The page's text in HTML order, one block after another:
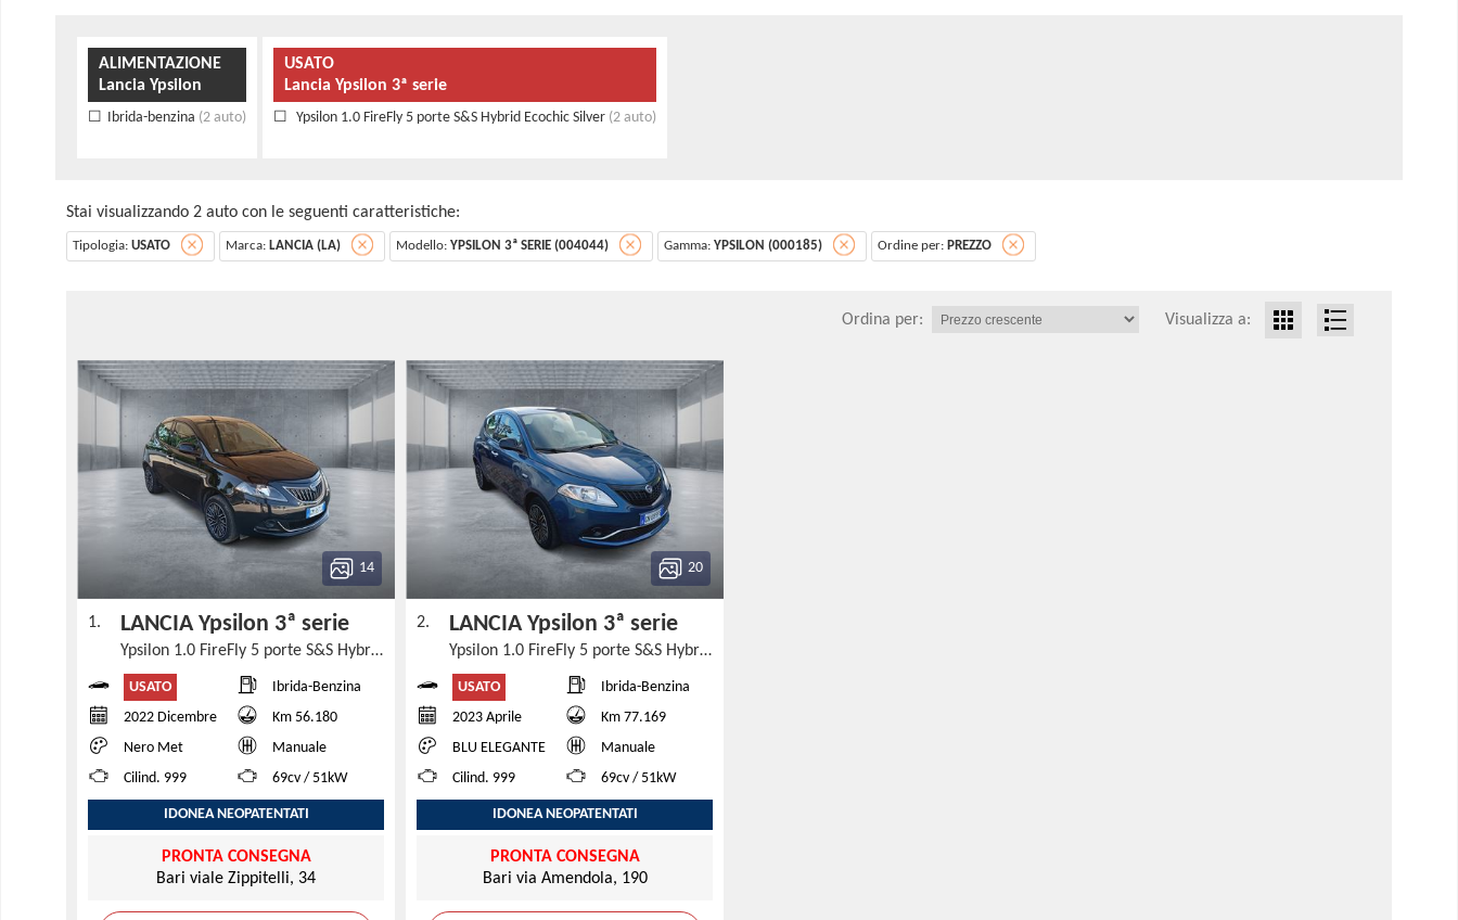
ALIMENTAZIONE
Lancia Ypsilon
Ibrida-benzina (2 auto)
USATO
Lancia Ypsilon 3ª serie
Ypsilon 1.0 FireFly 5 porte S&S Hybrid Ecochic Silver (2 auto)
Stai visualizzando 2 auto con le seguenti caratteristiche:
Tipologia: USATO Marca: LANCIA (LA) Modello: YPSILON 3ª SERIE (004044) Gamma: YPSILON (000185) Ordine per: PREZZO
Ordina per: Visualizza a:
14
1. LANCIA Ypsilon 3ª serie
Ypsilon 1.0 FireFly 5 porte S&S Hybrid Ecochic Silver
USATO
Ibrida-Benzina
2022 Dicembre
Km 56.180
Nero Met
Manuale
Cilind. 999
69cv / 51kW
IDONEA NEOPATENTATI
PRONTA CONSEGNA
Bari viale Zippitelli, 34
20
2. LANCIA Ypsilon 3ª serie
Ypsilon 1.0 FireFly 5 porte S&S Hybrid Ecochic Silver
USATO
Ibrida-Benzina
2023 Aprile
Km 77.169
BLU ELEGANTE
Manuale
Cilind. 999
69cv / 51kW
IDONEA NEOPATENTATI
PRONTA CONSEGNA
Bari via Amendola, 190